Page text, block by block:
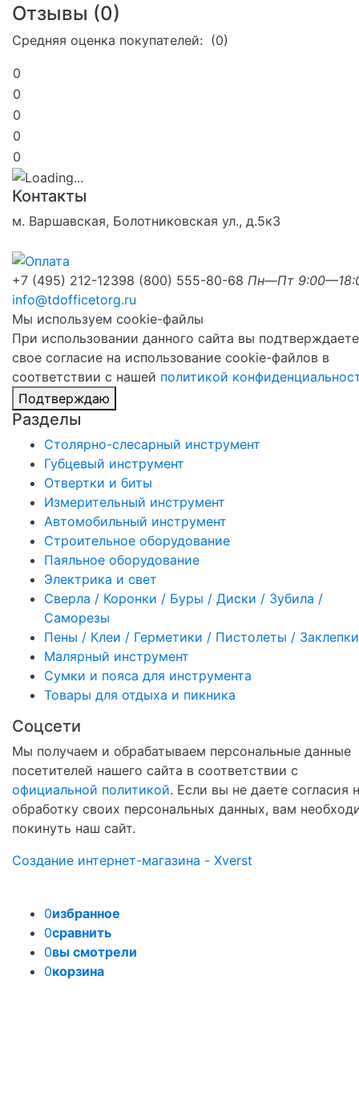
Отзывы (0)
Средняя оценка покупателей: (0)
0
0
0
0
0
Контакты
м. Варшавская, Болотниковская ул., д.5к3
+7 (495) 212-12398 (800) 555-80-68 Пн—Пт
info@tdofficetorg.ru
Мы используем cookie-файлы
При использовании данного сайта вы подтверждаете
свое согласие на использование cookie-файлов в
соответствии с нашей политикой
Подтверждаю
Разделы
Столярно-слесарный инструмент
Губцевый инструмент
Отвертки и биты
Измерительный инструмент
Автомобильный инструмент
Строительное оборудование
Паяльное оборудование
Электрика и свет
Сверла / Коронки / Буры / Диски / Зубила /
Саморезы
Пены / Клеи / Герметики / Пистолеты / Заклепки
Малярный инструмент
Сумки и пояса для инструмента
Товары для отдыха и пикника
Соцсети
Мы получаем и обрабатываем персональные данные
посетителей нашего сайта в соответствии с
официальной политикой. Если вы не даете согласия
обработку своих персональных данных, вам
покинуть наш сайт.
Создание интернет-магазина - Xverst
0избранное
0сравнить
0вы смотрели
0корзина